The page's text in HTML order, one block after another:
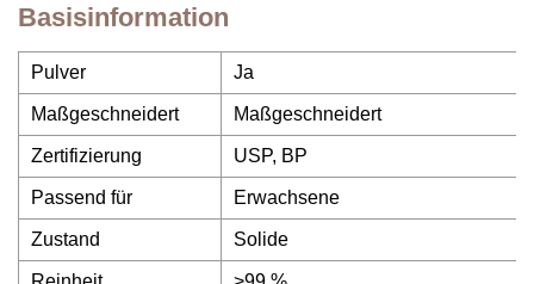
Basisinformation
Pulver Ja
Maßgeschneidert Maßgeschneidert
Zertifizierung USP, BP
Passend für Erwachsene
Zustand Solide